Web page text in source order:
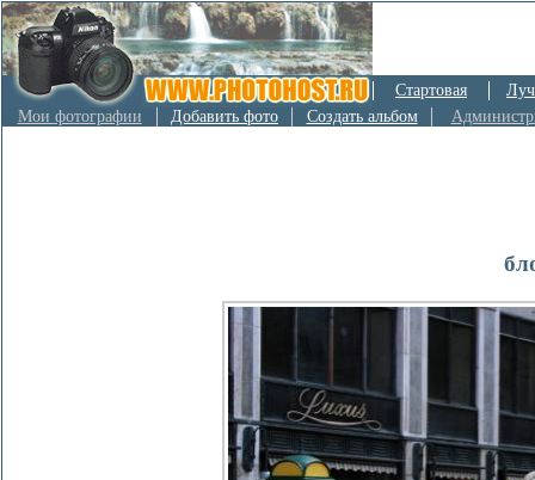
Стартовая
Мои фотографии
Добавить фото Создать альбом